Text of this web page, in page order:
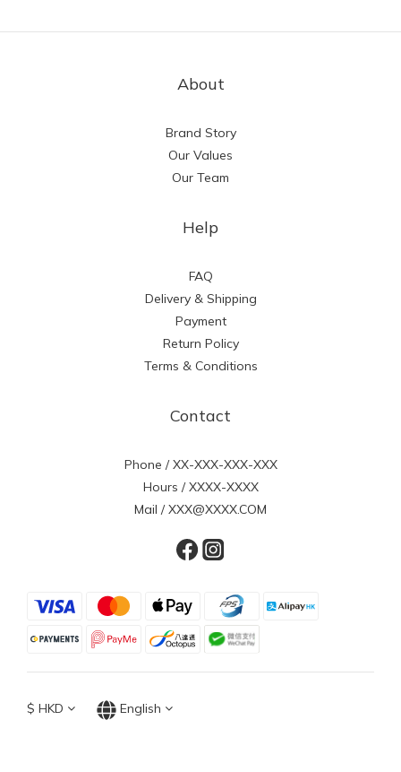
About
Brand Story
Our Values
Our Team
Help
FAQ
Delivery & Shipping
Payment
Return Policy
Terms & Conditions
Contact
Phone / XX-XXX-XXX-XXX
Hours / XXXX-XXXX
Mail / XXX@XXXX.COM
$ HKD English